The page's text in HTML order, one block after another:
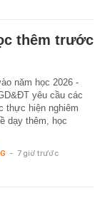
thêm trước
năm học 2026 -
yêu cầu các
thực hiện nghiêm
dạy thêm, học
- 7 giờ trước